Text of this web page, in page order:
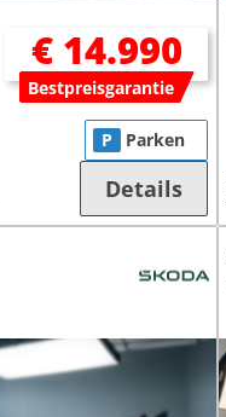
€ 14.990
Bestpreisgarantie
P Parken
Details